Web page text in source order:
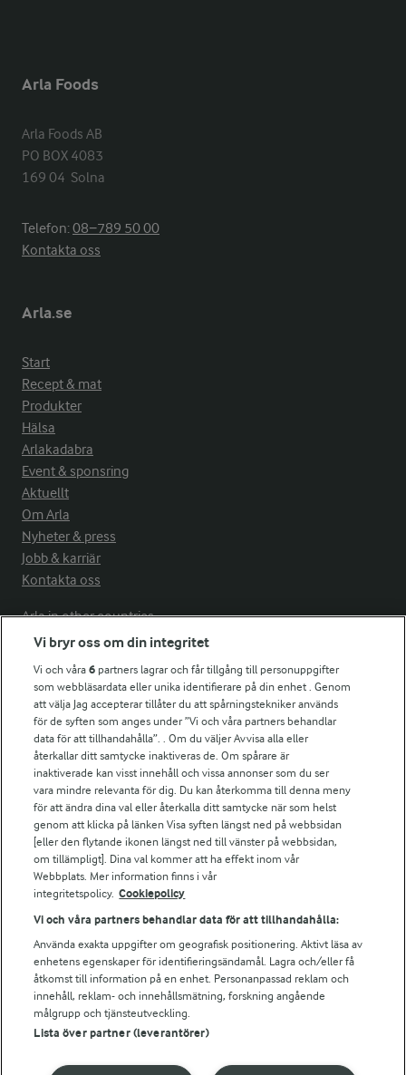
Arla Foods
Arla Foods AB
PO BOX 4083
169 04  Solna
Telefon:08−789 50 00
Kontakta oss
Arla.se
Start
Recept & mat
Produkter
Hälsa
Arlakadabra
Event & sponsring
Aktuellt
Om Arla
Nyheter & press
Jobb & karriär
Kontakta oss
Arla in other countries
Fler Arlasajter
För ägare
Arlas kundportal
Arla.com
Falbygdens Ost
Arla webbshop
Bildbank
Följ oss
Vi bryr oss om din integritet
Vi och våra6 partners lagrar och får tillgång till personuppgifter
som webbläsardata eller unika identifierare på din enhet . Genom
att välja Jag accepterar tillåter du att spårningstekniker används
för de syften som anges under ”Vi och våra partners behandlar
data för att tillhandahålla”. . Om du väljer Avvisa alla eller
återkallar ditt samtycke inaktiveras de. Om spårare är
inaktiverade kan visst innehåll och vissa annonser som du ser
vara mindre relevanta för dig. Du kan återkomma till denna meny
för att ändra dina val eller återkalla ditt samtycke när som helst
genom att klicka på länken Visa syften längst ned på webbsidan
[eller den flytande ikonen längst ned till vänster på webbsidan,
om tillämpligt]. Dina val kommer att ha effekt inom vår
Webbplats. Mer information finns i vår
integritetspolicy. Cookiepolicy
Vi och våra partners behandlar data för att tillhandahålla:
Använda exakta uppgifter om geografisk positionering. Aktivt läsa av
enhetens egenskaper för identifieringsändamål. Lagra och/eller få
åtkomst till information på en enhet. Personanpassad reklam och
innehåll, reklam- och innehållsmätning, forskning angående
målgrupp och tjänsteutveckling.
Lista över partner (leverantörer)